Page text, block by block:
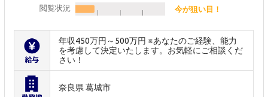
閲覧状況 今が狙い目！
年収450万円～500万円 ※あなたのご経験、能力
を考慮して決定いたします。お気軽にご相談くだ
さい！
奈良県 葛城市